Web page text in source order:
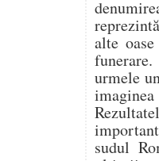
alte
urmele
sudul